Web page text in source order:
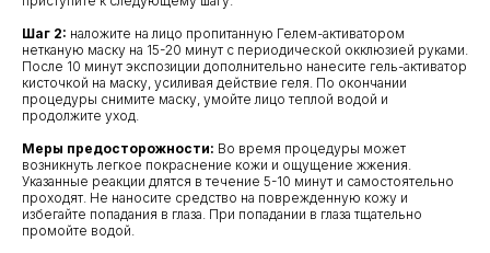
Шаг 2: наложите на лицо пропитанную Гелем-активатором
нетканую маску на 15-20 минут с периодической окклюзией руками.
После 10 минут экспозиции дополнительно нанесите гель-активатор
кисточкой на маску, усиливая действие геля. По окончании
процедуры снимите маску, умойте лицо теплой водой и
продолжите уход.
Меры предосторожности: Во время процедуры может
возникнуть легкое покраснение кожи и ощущение жжения.
Указанные реакции длятся в течение 5-10 минут и самостоятельно
проходят. Не наносите средство на поврежденную кожу и
избегайте попадания в глаза. При попадании в глаза тщательно
промойте водой.